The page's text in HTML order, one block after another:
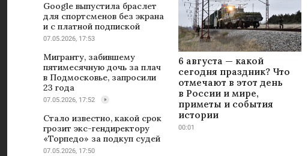
Google выпустила браслет
для спортсменов без экрана
и с платной подпиской
07.05.2026, 17:53
Мигранту, забившему
пятимесячную дочь за плач
в Подмосковье, запросили
23 года
07.05.2026, 17:52
Стало известно, какой срок
грозит экс-гендиректору
«Торпедо» за подкуп судей
07.05.2026, 17:50
6 августа — какой
сегодня праздник? Что
отмечают в этот день
в России и мире,
приметы и события
истории
00:01